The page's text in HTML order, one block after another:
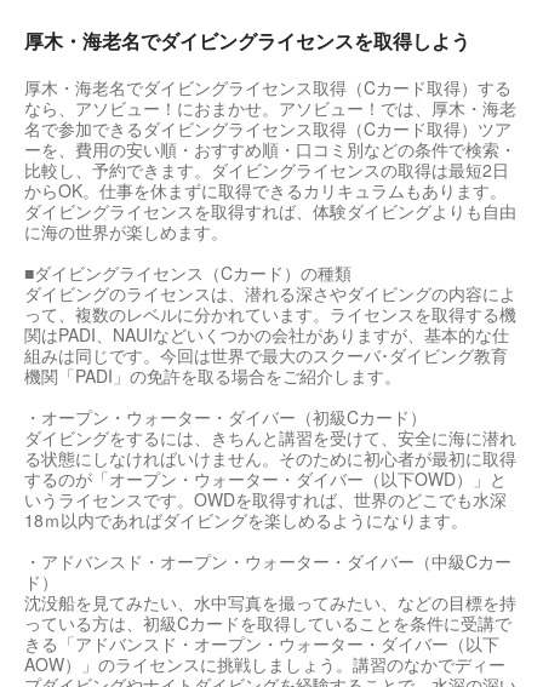
厚木・海老名でダイビングライセンスを取得しよう
厚木・海老名でダイビングライセンス取得（Cカード取得）する
なら、アソビュー！におまかせ。アソビュー！では、厚木・海老
名で参加できるダイビングライセンス取得（Cカード取得）ツア
ーを、費用の安い順・おすすめ順・口コミ別などの条件で検索・
比較し、予約できます。ダイビングライセンスの取得は最短2日
からOK。仕事を休まずに取得できるカリキュラムもあります。
ダイビングライセンスを取得すれば、体験ダイビングよりも自由
に海の世界が楽しめます。
■ダイビングライセンス（Cカード）の種類
ダイビングのライセンスは、潜れる深さやダイビングの内容によ
って、複数のレベルに分かれています。ライセンスを取得する機
関はPADI、NAUIなどいくつかの会社がありますが、基本的な仕
組みは同じです。今回は世界で最大のスクーバ･ダイビング教育
機関「PADI」の免許を取る場合をご紹介します。
・オープン・ウォーター・ダイバー（初級Cカード）
ダイビングをするには、きちんと講習を受けて、安全に海に潜れ
る状態にしなければいけません。そのために初心者が最初に取得
するのが「オープン・ウォーター・ダイバー（以下OWD）」と
いうライセンスです。OWDを取得すれば、世界のどこでも水深
18ｍ以内であればダイビングを楽しめるようになります。
・アドバンスド・オープン・ウォーター・ダイバー（中級Cカー
ド）
沈没船を見てみたい、水中写真を撮ってみたい、などの目標を持
っている方は、初級Cカードを取得していることを条件に受講で
きる「アドバンスド・オープン・ウォーター・ダイバー（以下
AOW）」のライセンスに挑戦しましょう。講習のなかでディー